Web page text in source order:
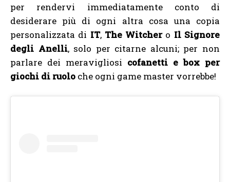
per rendervi immediatamente conto di
desiderare più di ogni altra cosa una copia
personalizzata di IT, The Witchero Il Signore
degli Anelli, solo per citarne alcuni; per non
parlare dei meravigliosi cofanetti e box per
giochi di ruolo che ogni game master vorrebbe!